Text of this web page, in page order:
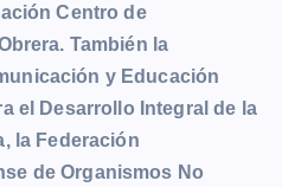
Centro de
También la
y Educación
el Desarrollo Integral de la
la Federación
de Organismos No